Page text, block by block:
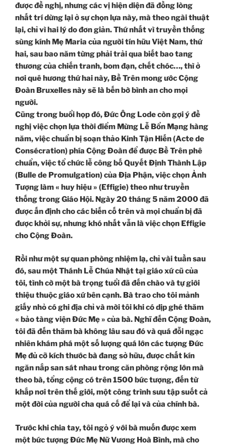
được đề nghị, nhưng các vị hiện diện đã đồng lòng
nhất trí dừng lại ở sự chọn lựa này, mà theo ngài thuật
lại, chỉ vì hai lý do đơn giản. Thứ nhất vì truyền thống
sùng kính Mẹ Maria của người tín hữu Việt Nam, thứ
hai, sau bao năm từng phải trải qua biết bao tang
thương của chiến tranh, bom đạn, chết chóc…, thì ở
nơi quê hương thứ hai này, Bề Trên mong ước Cộng
Đoàn Bruxelles này sẽ là bến bờ bình an cho mọi
người.
Cũng trong buổi họp đó, Đức Ông Lode còn gợi ý đề
nghị việc chọn lựa thời điểm Mừng Lễ Bổn Mạng hàng
năm, việc chuẩn bị soạn thảo Kinh Tận Hiến (Acte de
Consécration) phía Cộng Đoàn để được Bề Trên phê
chuẩn, việc tổ chức lễ công bố Quyết Định Thành Lập
(Bulle de Promulgation) của Địa Phận, việc chọn Ảnh
Tượng làm « huy hiệu » (Effigie) theo như truyền
thống trong Giáo Hội. Ngày 20 tháng 5 năm 2000 đã
được ấn định cho các biến cố trên và mọi chuẩn bị đã
được khởi sự, nhưng khó nhất vẫn là việc chọn Effigie
cho Cộng Đoàn.
Rồi như một sự quan phòng nhiệm lạ, chỉ vài tuần sau
đó, sau một Thánh Lễ Chúa Nhật tại giáo xứ cũ của
tôi, tình cờ một bà trọng tuổi đã đến chào và tự giới
thiệu thuộc giáo xứ bên cạnh. Bà trao cho tôi mảnh
giấy nhỏ có ghi địa chỉ và mời tôi khi có dịp ghé thăm
« bảo tàng viện Đức Mẹ » của bà. Nghĩ đến Cộng Đoàn,
tôi đã đến thăm bà không lâu sau đó và quá đỗi ngạc
nhiên khám phá một số lượng quá lớn các tượng Đức
Mẹ đủ cỡ kích thước bà đang sở hữu, được chất kín
ngăn nắp san sát nhau trong căn phòng rộng lớn mà
theo bà, tổng cộng có trên 1500 bức tượng, đến từ
khắp nơi trên thế giới, một công trình sưu tập suốt cả
một đời của người cha quá cố để lại và của chính bà.
Trước khi chia tay, tôi ngỏ ý với bà muốn được xem
một bức tượng Đức Mẹ Nữ Vương Hoà Bình, mà cho